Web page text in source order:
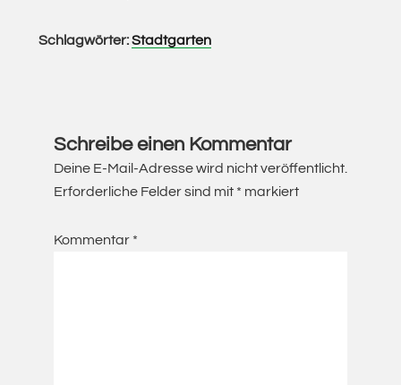
Schlagwörter:Stadtgarten
Schreibe einen Kommentar
Deine E-Mail-Adresse wird nicht veröffentlicht.
Erforderliche Felder sind mit * markiert
Kommentar *